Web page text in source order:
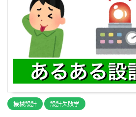
機械設計 設計失敗学